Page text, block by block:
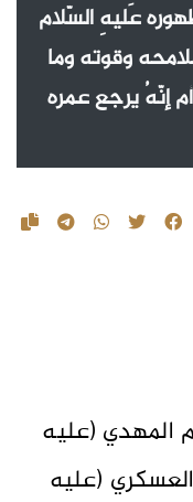
عَليهِ السّلام
وقوته وما
إنّهُ يرجع عمره
المهدي (عليه
(عليه